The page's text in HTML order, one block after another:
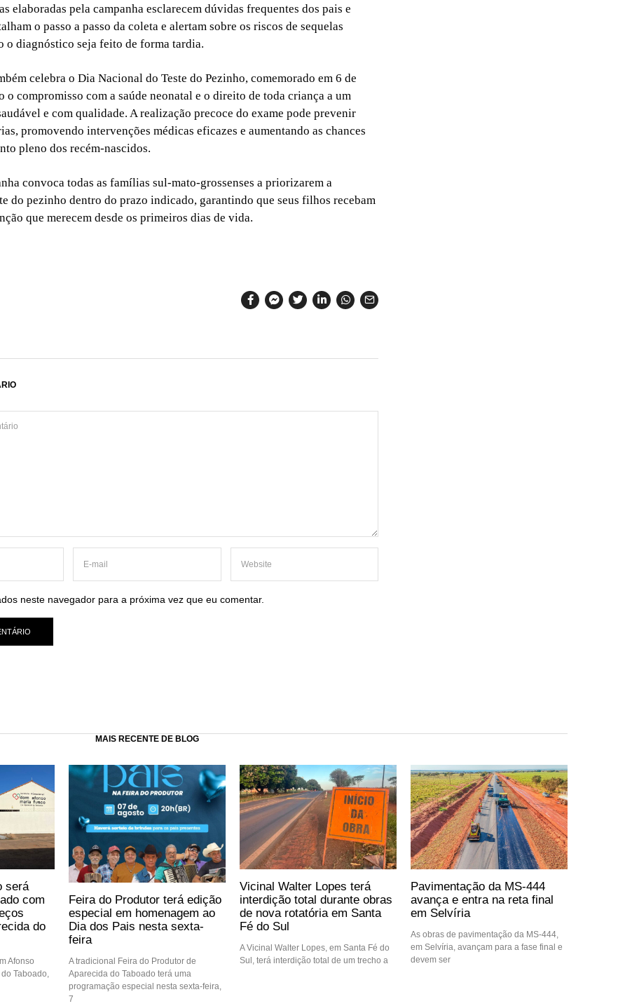
elaboradas pela campanha esclarecem dúvidas frequentes dos pais e
o passo a passo da coleta e alertam sobre os riscos de sequelas
o diagnóstico seja feito de forma tardia.
celebra o Dia Nacional do Teste do Pezinho, comemorado em 6 de
o compromisso com a saúde neonatal e o direito de toda criança a um
e com qualidade. A realização precoce do exame pode prevenir
promovendo intervenções médicas eficazes e aumentando as chances
pleno dos recém-nascidos.
convoca todas as famílias sul-mato-grossenses a priorizarem a
do pezinho dentro do prazo indicado, garantindo que seus filhos recebam
que merecem desde os primeiros dias de vida.
neste navegador para a próxima vez que eu comentar.
MAIS RECENTE DE BLOG
será
com
do
Afonso
Taboado,
Feira do Produtor terá edição
especial em homenagem ao
Dia dos Pais nesta sexta-
feira
A tradicional Feira do Produtor de
Aparecida do Taboado terá uma
programação especial nesta sexta-feira,
7
Vicinal Walter Lopes terá
interdição total durante obras
de nova rotatória em Santa
Fé do Sul
A Vicinal Walter Lopes, em Santa Fé do
Sul, terá interdição total de um trecho a
Pavimentação da MS-444
avança e entra na reta final
em Selvíria
As obras de pavimentação da MS-444,
em Selvíria, avançam para a fase final e
devem ser